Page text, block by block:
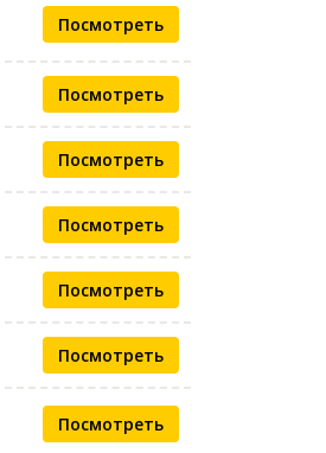
Посмотреть
Посмотреть
Посмотреть
Посмотреть
Посмотреть
Посмотреть
Посмотреть